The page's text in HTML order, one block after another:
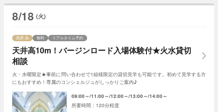
8/18 (火)
天井高10m！バージンロード入場体験付★火水貸切
相談
残席 無料 リアルタイム予約
火・水曜限定★事前に問い合わせで1組様限定の貸切見学も可能です。初めて見学する方
にもおすすめ！専属のコンシェルジュがしっかりご案内♪
09:00～ 11:00～ 12:00～ 13:00～ 14:00～
120分程度